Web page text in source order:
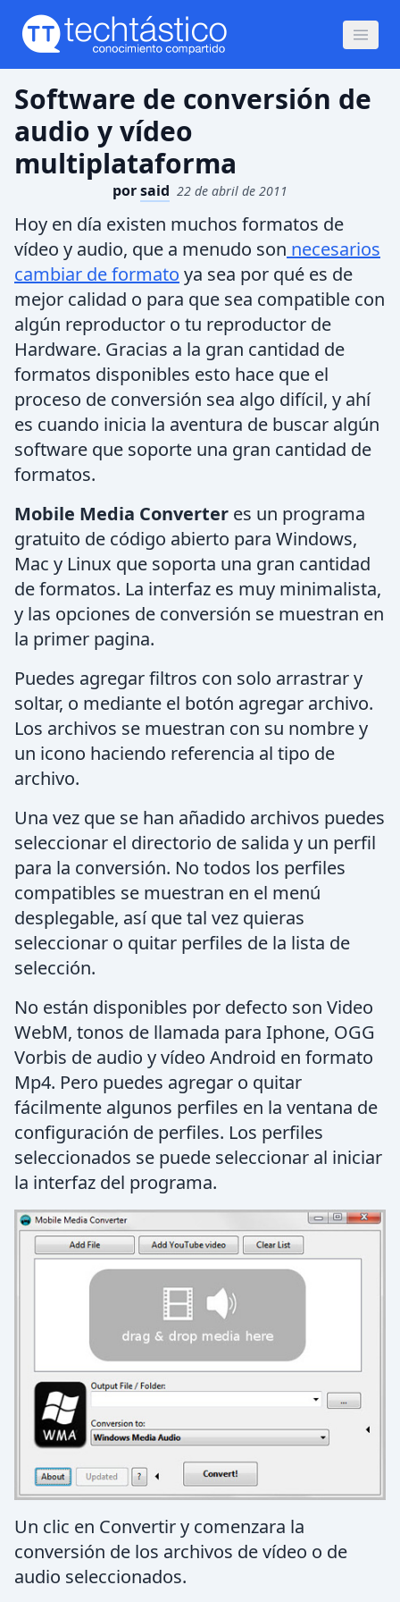
Software de conversión de
audio y vídeo
multiplataforma
porsaid 22 de abril de 2011
Hoy en día existen muchos formatos de
vídeo y audio, que a menudo son necesarios
cambiar de formato ya sea por qué es de
mejor calidad o para que sea compatible con
algún reproductor o tu reproductor de
Hardware. Gracias a la gran cantidad de
formatos disponibles esto hace que el
proceso de conversión sea algo difícil, y ahí
es cuando inicia la aventura de buscar algún
software que soporte una gran cantidad de
formatos.
Mobile Media Converter es un programa
gratuito de código abierto para Windows,
Mac y Linux que soporta una gran cantidad
de formatos. La interfaz es muy minimalista,
y las opciones de conversión se muestran en
la primer pagina.
Puedes agregar filtros con solo arrastrar y
soltar, o mediante el botón agregar archivo.
Los archivos se muestran con su nombre y
un icono haciendo referencia al tipo de
archivo.
Una vez que se han añadido archivos puedes
seleccionar el directorio de salida y un perfil
para la conversión. No todos los perfiles
compatibles se muestran en el menú
desplegable, así que tal vez quieras
seleccionar o quitar perfiles de la lista de
selección.
No están disponibles por defecto son Video
WebM, tonos de llamada para Iphone, OGG
Vorbis de audio y vídeo Android en formato
Mp4. Pero puedes agregar o quitar
fácilmente algunos perfiles en la ventana de
configuración de perfiles. Los perfiles
seleccionados se puede seleccionar al iniciar
la interfaz del programa.
Un clic en Convertir y comenzara la
conversión de los archivos de vídeo o de
audio seleccionados.